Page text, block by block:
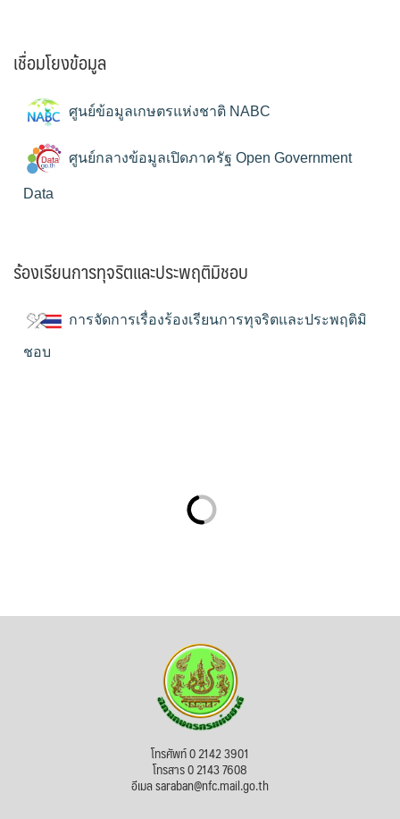
เชื่อมโยงข้อมูล
ศูนย์ข้อมูลเกษตรแห่งชาติ NABC
ศูนย์กลางข้อมูลเปิดภาครัฐ Open Government
Data
ร้องเรียนการทุจริตและประพฤติมิชอบ
การจัดการเรื่องร้องเรียนการทุจริตและประพฤติมิ
ชอบ
โทรศัพท์ 0 2142 3901
โทรสาร 0 2143 7608
อีเมล saraban@nfc.mail.go.th